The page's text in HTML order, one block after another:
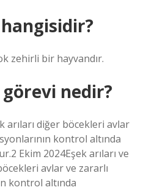
zehirli bir hayvandır.
görevi nedir?
arıları diğer böcekleri avlar
kontrol altında
Ekim 2024Eşek arıları ve
avlar ve zararlı
kontrol altında